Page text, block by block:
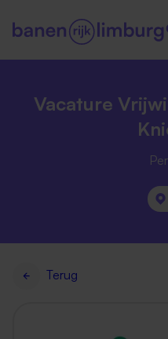
Vacature
Terug